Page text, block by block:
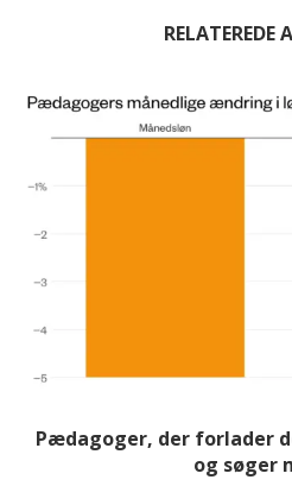
RELATEREDE
Pædagoger, der forlader
og søger